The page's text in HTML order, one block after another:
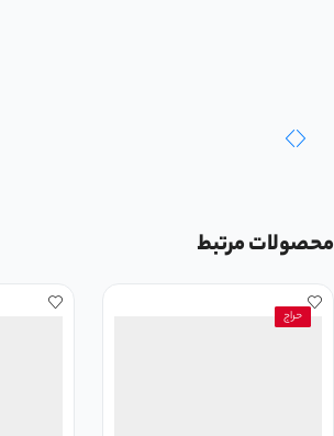
محصولات مرتبط
حراج